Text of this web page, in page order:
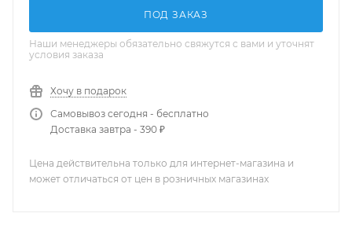
ПОД ЗАКАЗ
Наши менеджеры обязательно свяжутся с вами и уточнят
условия заказа
Хочу в подарок
Самовывоз сегодня - бесплатно
Доставка завтра - 390 ₽
Цена действительна только для интернет-магазина и
может отличаться от цен в розничных магазинах